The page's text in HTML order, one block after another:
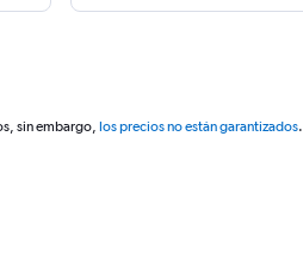
sin embargo, los precios no están garantizados.